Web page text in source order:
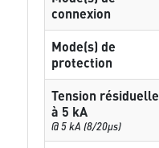
connexion
Mode(s) de
protection
Tension résiduelle
à 5 kA
@ 5 kA (8/20µs)